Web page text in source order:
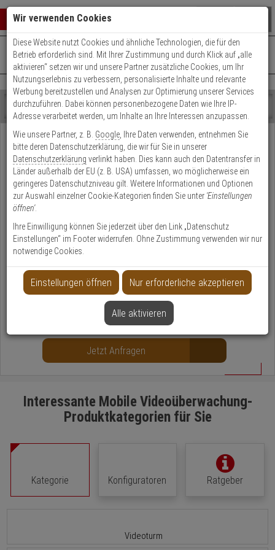
Warenkorb schließen
0 ARTIKEL IM WARENKORB
Ihr Warenkorb ist momentan leer.
Ergebnisse ()
Fertig
Shop
durchsuchen
geben
Sie
mindestens
Zeichen
ein,
um
Suche
wurde
noch
Kategorien
Suche
gestartet
+49 (0)821 899 493-0Mo. - Do.: 8:00 - 16:30 | Fr.: 8:00 - 14:00 Uhr
Kontaktservice nutzen
Andreas Romanes
Geschäftsführer
Sie planen ein Projekt?
Unsere Experten entwickeln maßgeschneiderte Sicherheitslösungen für
Unternehmen und Behörden. Kontaktieren Sie uns noch heute für ein
unverbindliches Beratungsgespräch!
Jetzt Anfragen
Interessante Mobile Videoüberwachung-
Produktkategorien für Sie
Kategorie Konfiguratoren Ratgeber
Videoturm
Wir verwenden Cookies
Diese Website nutzt Cookies und ähnliche Technologien, die für den
Betrieb erforderlich sind. Mit Ihrer Zustimmung und durch Klick auf „alle
aktivieren“ setzen wir und unsere Partner zusätzliche Cookies, um Ihr
Nutzungserlebnis zu verbessern, personalisierte Inhalte und relevante
Werbung bereitzustellen und Analysen zur Optimierung unserer Services
durchzuführen. Dabei können personenbezogene Daten wie Ihre IP-
Adresse verarbeitet werden, um Inhalte an Ihre Interessen anzupassen.
Wie unsere Partner, z. B. Google , Ihre Daten verwenden, entnehmen Sie
bitte deren Datenschutzerklärung, die wir für Sie in unserer
Datenschutzerklärung verlinkt haben. Dies kann auch den Datentransfer in
Länder außerhalb der EU (z. B. USA) umfassen, wo möglicherweise ein
geringeres Datenschutzniveau gilt. Weitere Informationen und Optionen
zur Auswahl einzelner Cookie-Kategorien finden Sie unter 'Einstellungen
öffnen'.
Ihre Einwilligung können Sie jederzeit über den Link „Datenschutz
Einstellungen“ im Footer widerrufen. Ohne Zustimmung verwenden wir nur
notwendige Cookies.
Einstellungen öffnen Nur erforderliche akzeptieren
Alle aktivieren